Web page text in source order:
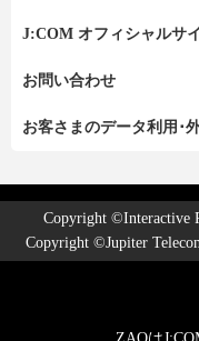
J:COM オフィシャルサ
お問い合わせ
お客さまのデータ利用･
Copyright ©Interactive
Copyright ©Jupiter